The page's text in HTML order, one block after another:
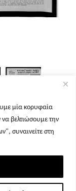
μία κορυφαία
βελτιώσουμε την
συναινείτε στη
Σελίδα 4